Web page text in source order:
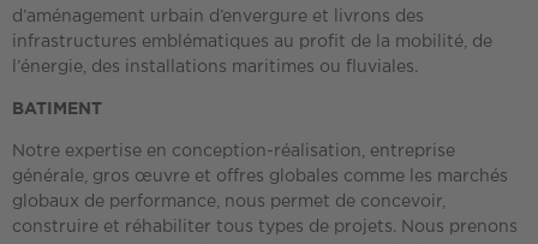
d’aménagement urbain d’envergure et livrons des
infrastructures emblématiques au profit de la mobilité, de
l’énergie, des installations maritimes ou fluviales.
BATIMENT
Notre expertise en conception-réalisation, entreprise
générale, gros œuvre et offres globales comme les marchés
globaux de performance, nous permet de concevoir,
construire et réhabiliter tous types de projets. Nous prenons